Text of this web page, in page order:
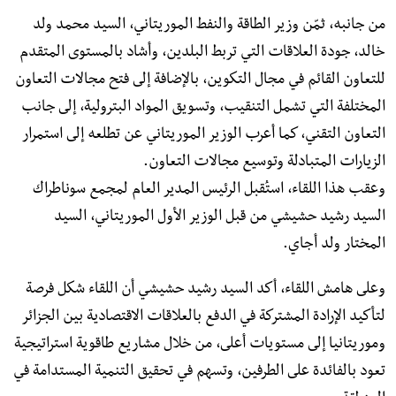
من جانبه، ثمّن وزير الطاقة والنفط الموريتاني، السيد محمد ولد
خالد، جودة العلاقات التي تربط البلدين، وأشاد بالمستوى المتقدم
للتعاون القائم في مجال التكوين، بالإضافة إلى فتح مجالات التعاون
المختلفة التي تشمل التنقيب، وتسويق المواد البترولية، إلى جانب
التعاون التقني، كما أعرب الوزير الموريتاني عن تطلعه إلى استمرار
الزيارات المتبادلة وتوسيع مجالات التعاون.
وعقب هذا اللقاء، استُقبل الرئيس المدير العام لمجمع سوناطراك
السيد رشيد حشيشي من قبل الوزير الأول الموريتاني، السيد
المختار ولد أجاي.
وعلى هامش اللقاء، أكد السيد رشيد حشيشي أن اللقاء شكل فرصة
لتأكيد الإرادة المشتركة في الدفع بالعلاقات الاقتصادية بين الجزائر
وموريتانيا إلى مستويات أعلى، من خلال مشاريع طاقوية استراتيجية
تعود بالفائدة على الطرفين، وتسهم في تحقيق التنمية المستدامة في